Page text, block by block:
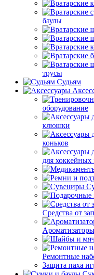
баулы
трусы
Судьям
оборудование
клюшки
коньков
для хоккейных
Средства от
Ремонтные
Защита паха